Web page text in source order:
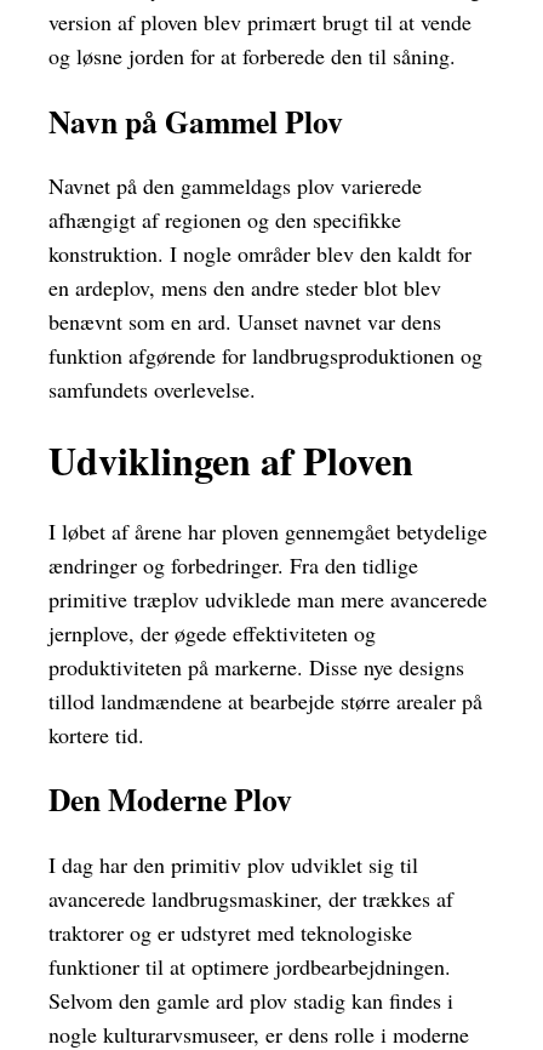
version af ploven blev primært brugt til at vende
og løsne jorden for at forberede den til såning.
Navn på Gammel Plov
Navnet på den gammeldags plov varierede
afhængigt af regionen og den specifikke
konstruktion. I nogle områder blev den kaldt for
en ardeplov, mens den andre steder blot blev
benævnt som en ard. Uanset navnet var dens
funktion afgørende for landbrugsproduktionen og
samfundets overlevelse.
Udviklingen af Ploven
I løbet af årene har ploven gennemgået betydelige
ændringer og forbedringer. Fra den tidlige
primitive træplov udviklede man mere avancerede
jernplove, der øgede effektiviteten og
produktiviteten på markerne. Disse nye designs
tillod landmændene at bearbejde større arealer på
kortere tid.
Den Moderne Plov
I dag har den primitiv plov udviklet sig til
avancerede landbrugsmaskiner, der trækkes af
traktorer og er udstyret med teknologiske
funktioner til at optimere jordbearbejdningen.
Selvom den gamle ard plov stadig kan findes i
nogle kulturarvsmuseer, er dens rolle i moderne